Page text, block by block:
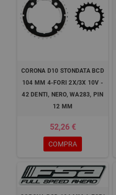
CORONA D10 STONDATA BCD
104 MM 4-FORI 2X/3X 10V -
42 DENTI, NERO, WA283, PIN
12 MM
52,26 €
COMPRA